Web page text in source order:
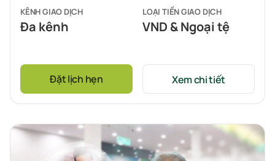
KÊNH GIAO DỊCH
Đa kênh
LOẠI TIỀN GIAO DỊCH
VND & Ngoại tệ
Đặt lịch hẹn Xem chi tiết